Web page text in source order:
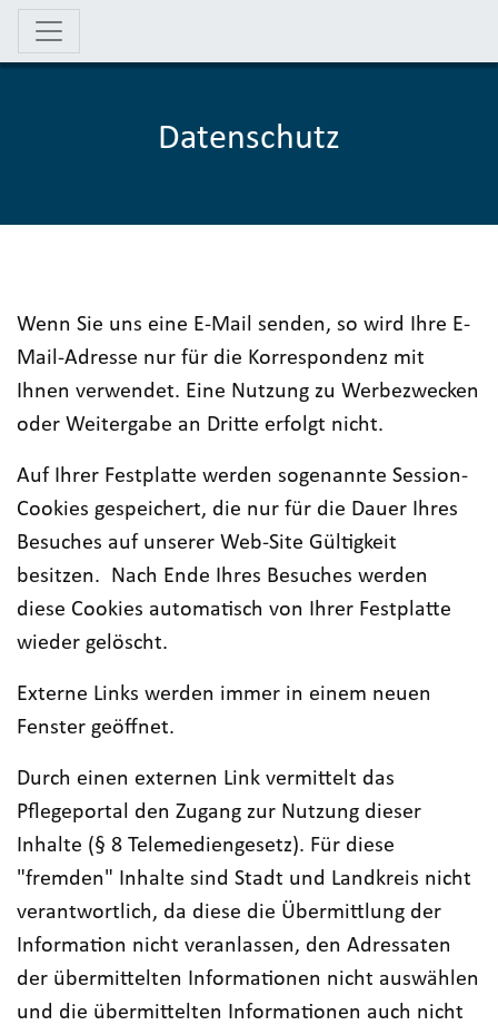
Datenschutz
Wenn Sie uns eine E-Mail senden, so wird Ihre E-
Mail-Adresse nur für die Korrespondenz mit
Ihnen verwendet. Eine Nutzung zu Werbezwecken
oder Weitergabe an Dritte erfolgt nicht.
Auf Ihrer Festplatte werden sogenannte Session-
Cookies gespeichert, die nur für die Dauer Ihres
Besuches auf unserer Web-Site Gültigkeit
besitzen. Nach Ende Ihres Besuches werden
diese Cookies automatisch von Ihrer Festplatte
wieder gelöscht.
Externe Links werden immer in einem neuen
Fenster geöffnet.
Durch einen externen Link vermittelt das
Pflegeportal den Zugang zur Nutzung dieser
Inhalte (§ 8 Telemediengesetz). Für diese
"fremden" Inhalte sind Stadt und Landkreis nicht
verantwortlich, da diese die Übermittlung der
Information nicht veranlassen, den Adressaten
der übermittelten Informationen nicht auswählen
und die übermittelten Informationen auch nicht